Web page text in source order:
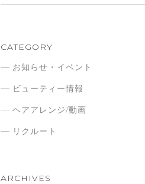
CATEGORY
お知らせ・イベント
ビューティー情報
ヘアアレンジ/動画
リクルート
ARCHIVES